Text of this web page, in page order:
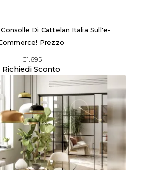
Di Cattelan Italia Sull'e-
Prezzo
€1.695
Richiedi Sconto